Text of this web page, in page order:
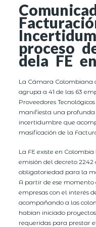
proceso
dela FE
La Cámara Colombiana
agrupa a 41 de las 63
Proveedores
manifiesta una
incertidumbre que
masificación de la
La FE existe en Colombia
emisión del decreto 2242
obligatoriedad para la
A partir de ese
empresas con el interés
acompañando a las
habían iniciado
requeridas para prestar